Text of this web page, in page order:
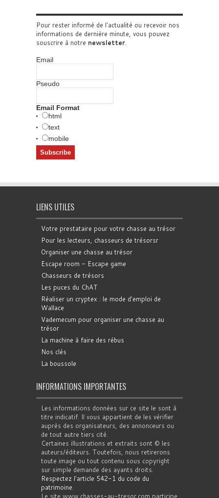
Pour rester informé de l'actualité ou recevoir nos
informations de dernière minute, vous pouvez
souscrire à notre newsletter.
Email
Pseudo
Email Format
html
text
mobile
LIENS UTILES
Votre prestataire pour votre chasse au trésor
Pour les lecteurs, chasseurs de trésorsr
Organiser une chasse au trésor
Escape room - Escape game
Chasseurs de trésors
Les puces du ChAT
Réaliser un cryptex : le mode d'emploi de
Wallace
Vademecum pour organiser une chasse au
trésor
La machine à faire des rébus
Nos clés
La boussole
INFORMATIONS IMPORTANTES
Les informations données sur ce site le sont à
titre indicatif. Il vous appartient de les vérifier
auprès des organisateurs, des annonceurs ou
de tout autre tiers cité.
Certaines illustrations et extraits sont © les
auteurs/éditeurs. Toutefois, nous retirerons
toute image ou tout contenu sous copyright
sur simple demande des ayants droits.
Respectez l'article 542-1 du code du
patrimoine.
Le site www.chasses-au-tresor.com participe